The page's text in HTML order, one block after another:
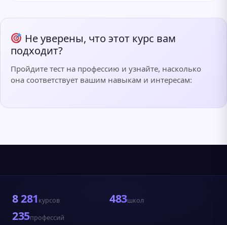
Не уверены, что этот курс вам
подходит?
Пройдите тест на профессию и узнайте, насколько
она соответствует вашим навыкам и интересам:
8 281 курсов 483школ
235профессий